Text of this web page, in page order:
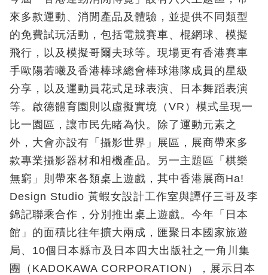
來多款運動、消閒產品及體驗，並提供不同類型
的免費試玩活動，包括電競賽車、棍網球、模擬
飛行，以及模擬哥爾夫球等。現場更有香港賽車
手歐陽若曦及香港棒球總會棒球港隊成員的星級
分享，以及運動員花式足球表演、日本舞蹈表演
等。啟德體育園則以虛擬實境（VR）模式呈現一
比一園區，讓市民先睹為快。除了運動元素之
外，大會亦設有「攝影世界」展區，展商帶來多
款專業攝影器材和相機產品。另一主題區「棋樂
無窮」則帶來各類桌上遊戲，其中香港展商Ha!
Design Studio 黃蝦女設計工作室與譚仔三哥及李
錦記聯乘合作，分別推出桌上遊戲。今年「日本
館」的面積比往年擴大兩成，匯聚日本國家旅遊
局、10個日本縣市及日本四大出版社之一角川集
團（KADOKAWA CORPORATION），展示日本